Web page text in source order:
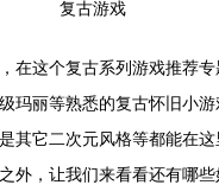
这个复古系列游戏推荐专
玛丽等熟悉的复古怀旧小
其它二次元风格等都能在
外，让我们来看看还有哪些